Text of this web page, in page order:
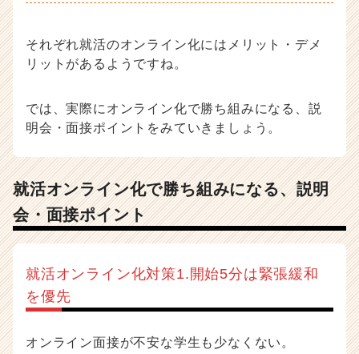
（C
h
r
C
r
e
r）
それぞれ就活のオンライン化にはメリット・デメ
リットがあるようですね。
では、実際にオンライン化で勝ち組みになる、説
明会・面接ポイントをみていきましょう。
就活オンライン化で勝ち組みになる、説明
会・面接ポイント
就活オンライン化対策1.開始5分は緊張緩和
を優先
オンライン面接が不安な学生も少なくない。